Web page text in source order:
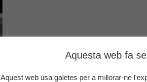
Aquesta web fa
Aquest web usa galetes per a millorar-ne